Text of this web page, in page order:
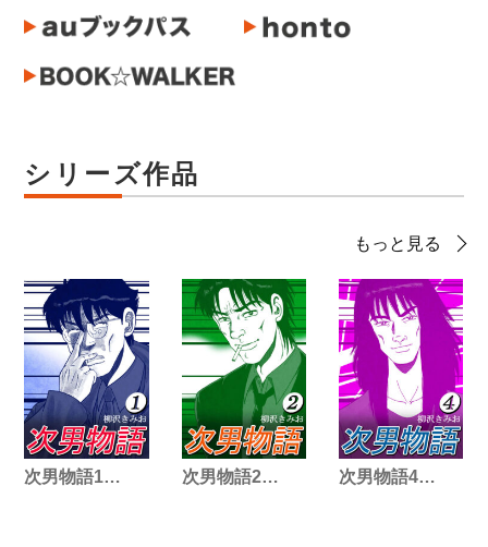
シリーズ作品
もっと見る
次男物語1… 次男物語2… 次男物語4…